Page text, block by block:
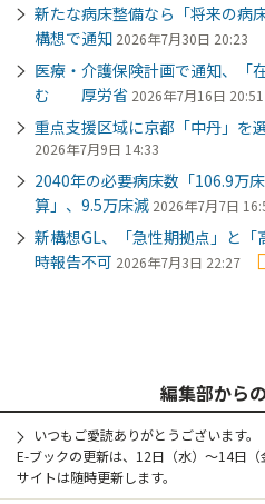
新たな病床整備なら「将来の
構想で通知 2026年7月30日 20:23
医療・介護保険計画で通知、「
む 厚労省 2026年7月16日 20:51
重点支援区域に京都「中丹」
2026年7月9日 14:33
2040年の必要病床数「106.9
算」、9.5万床減 2026年7月7日
新構想GL、「急性期拠点」と
時報告不可 2026年7月3日 22:27
編集部から
いつもご愛読ありがとうございます。
E-ブックの更新は、12日（水）～14日
サイトは随時更新します。